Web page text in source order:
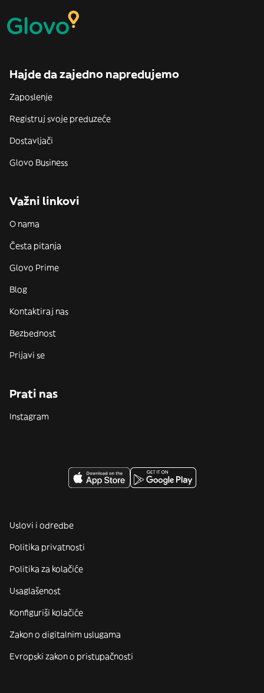
Hajde da zajedno napredujemo
Zaposlenje
Registruj svoje preduzeće
Dostavljači
Glovo Business
Važni linkovi
O nama
Česta pitanja
Glovo Prime
Blog
Kontaktiraj nas
Bezbednost
Prijavi se
Prati nas
Instagram
Uslovi i odredbe
Politika privatnosti
Politika za kolačiće
Usaglašenost
Konfiguriši kolačiće
Zakon o digitalnim uslugama
Evropski zakon o pristupačnosti